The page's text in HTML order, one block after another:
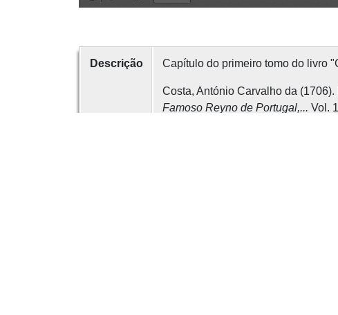
Descrição Capítulo do primeiro tomo do livro
Costa, António Carvalho da
Famoso Reyno de Portugal,... Vol.